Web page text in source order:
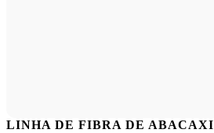
LINHA DE FIBRA DE ABACAXI